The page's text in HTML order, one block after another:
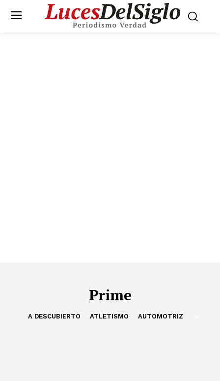
Prime
A DESCUBIERTO ATLETISMO AUTOMOTRIZ